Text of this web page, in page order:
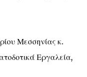
Μεσσηνίας κ.
Εργαλεία,